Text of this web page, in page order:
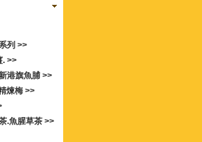
列 >>
. >>
港旗魚脯 >>
煉梅 >>
.魚腥草茶 >>